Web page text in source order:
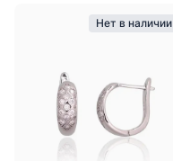
Нет в наличии